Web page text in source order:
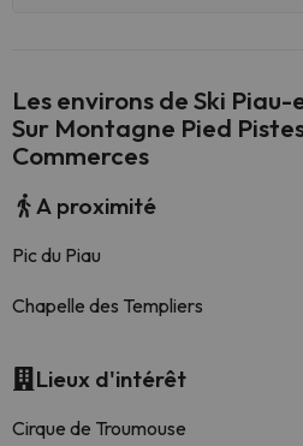
Les environs de Ski
Sur Montagne Pied
Commerces
A proximité
Pic du Piau
Chapelle des Templiers
Lieux d'intérêt
Cirque de Troumouse